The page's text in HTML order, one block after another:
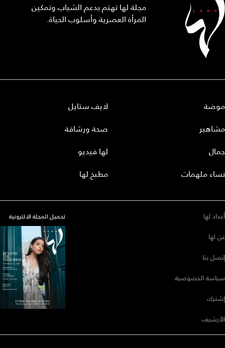
مجلة لها تهتم بدعم الشباب وتمكين
المرأة العصرية وأسلوب الحياة.
موضة
مشاهير
جمال
نساء ملهمات
لايف ستايل
صحة ورشاقة
لها فيديو
مطبخ لها
أعداد لها
عن لها
إتصل بنا
سياسة الخصوصية
إشترك
الأرشيف
تحميل المجلة الاكترونية